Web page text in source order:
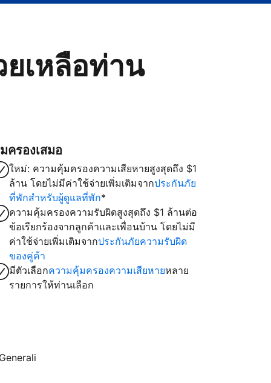
ยเหลือท่าน
ครองเสมอ
ใหม่: ความคุ้มครองความเสียหายสูงสุดถึง $1
ล้าน โดยไม่มีค่าใช้จ่ายเพิ่มเติมจากประกันภัย
ที่พักสำหรับผู้ดูแลที่พัก*
ความคุ้มครองความรับผิดสูงสุดถึง $1 ล้านต่อ
ข้อเรียกร้องจากลูกค้าและเพื่อนบ้าน โดยไม่มี
ค่าใช้จ่ายเพิ่มเติมจากประกันภัยความรับผิด
ของคู่ค้า
มีตัวเลือกความคุ้มครองความเสียหายหลาย
รายการให้ท่านเลือก